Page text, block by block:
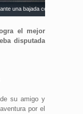
una bajada con su trineo.
el mejor
disputada
su amigo y
por el